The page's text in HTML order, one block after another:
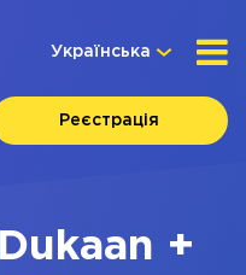
Українська
Реєстрація
Dukaan +